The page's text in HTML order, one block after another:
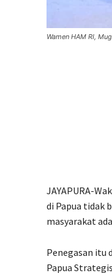
Wamen HAM RI,
JAYAPURA-
di Papua tidak
masyarakat
Penegasan itu
Papua